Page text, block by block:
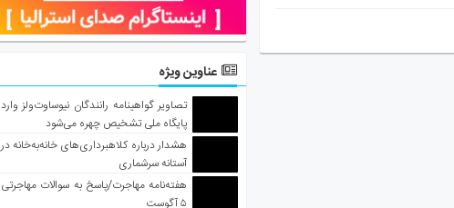
عناوین ویژه
تصاویر گواهینامه رانندگان نیوساوت‌ولز وارد
پایگاه ملی تشخیص چهره می‌شود
هشدار درباره کلاهبرداری‌های خانه‌به‌خانه در
آستانه سرشماری
هفته‌نامه مهاجرت/پاسخ به سوالات مهاجرتی
۵ آگوست